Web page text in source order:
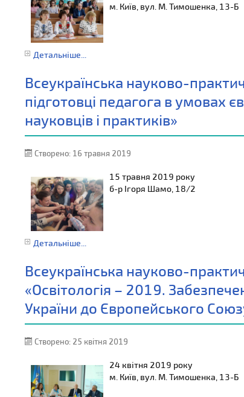
м. Київ, вул. М. Тимошенка, 13-Б
Детальніше...
Всеукраїнська науково-
підготовці педагога в умовах
науковців і практиків»
Створено: 16 травня 2019
15 травня 2019 року
б-р Ігоря Шамо, 18/2
Детальніше...
Всеукраїнська науково-
«Освітологія – 2019.
України до Європейського
Створено: 25 квітня 2019
24 квітня 2019 року
м. Київ, вул. М. Тимошенка, 13-Б